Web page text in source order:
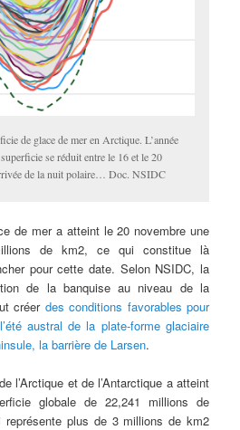
de glace de mer en Arctique. L’année
se réduit entre le 16 et le 20
de la nuit polaire… Doc. NSIDC
de mer a atteint le 20 novembre une
de km2, ce qui constitue là
pour cette date. Selon NSIDC, la
de la banquise au niveau de la
créer des conditions favorables pour
austral de la plate-forme glaciaire
la barrière de Larsen.
l’Arctique et de l’Antarctique a atteint
globale de 22,241 millions de
représente plus de 3 millions de km2